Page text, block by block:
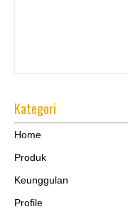
Kategori
Home
Produk
Keunggulan
Profile